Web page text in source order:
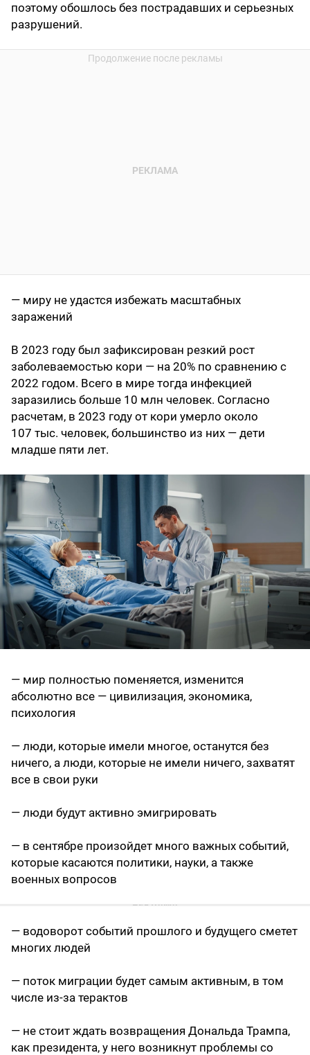
поэтому обошлось без пострадавших и серьезных
разрушений.
— миру не удастся избежать масштабных
заражений
В 2023 году был зафиксирован резкий рост
заболеваемостью кори — на 20% по сравнению с
2022 годом. Всего в мире тогда инфекцией
заразились больше 10 млн человек. Согласно
расчетам, в 2023 году от кори умерло около
107 тыс. человек, большинство из них — дети
младше пяти лет.
— мир полностью поменяется, изменится
абсолютно все — цивилизация, экономика,
психология
— люди, которые имели многое, останутся без
ничего, а люди, которые не имели ничего, захватят
все в свои руки
— люди будут активно эмигрировать
— в сентябре произойдет много важных событий,
которые касаются политики, науки, а также
военных вопросов
— водоворот событий прошлого и будущего сметет
многих людей
— поток миграции будет самым активным, в том
числе из-за терактов
— не стоит ждать возвращения Дональда Трампа,
как президента, у него возникнут проблемы со